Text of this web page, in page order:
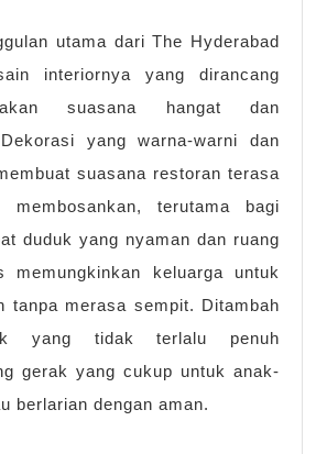
utama dari The Hyderabad
interiornya yang dirancang
suasana hangat dan
yang warna-warni dan
suasana restoran terasa
terutama bagi
duduk yang nyaman dan ruang
memungkinkan keluarga untuk
tanpa merasa sempit. Ditambah
yang tidak terlalu penuh
gerak yang cukup untuk anak-
berlarian dengan aman.